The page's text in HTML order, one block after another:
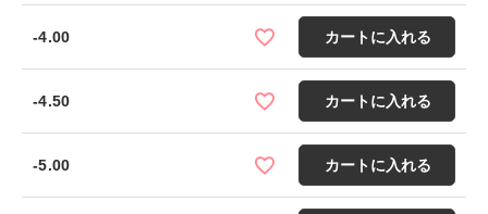
-4.00 カートに入れる
-4.50 カートに入れる
-5.00 カートに入れる